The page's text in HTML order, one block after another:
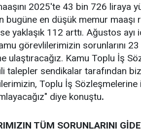
2025'te 43 bin 726 liraya
bugüne en düşük memur maaşı
yaklaşık 112 arttı. Ağustos
görevlilerimizin sorunlarını 23
ulaştıracağız. Kamu Toplu İş
talepler sendikalar tarafından
Toplu İş
diye konuştu.
TÜM SORUNLARINI